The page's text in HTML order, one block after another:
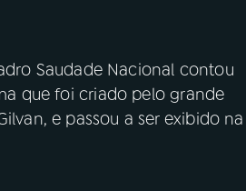
Saudade Nacional contou
que foi criado pelo grande
e passou a ser exibido na